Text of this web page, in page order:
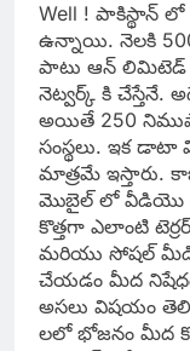
Well ! పాకిస్థాన్
ఉన్నాయి. నెలకి
పాటు ఆన్ లిమిటెడ్
నెట్వర్క్ కి చేస్తేనే.
అయితే 250
సంస్థలు. ఇక
మాత్రమే ఇస్తారు.
మొబైల్ లో వీడియొ
కొత్తగా ఎలాంటి
మరియు సోషల్
చేయడం మీద
అసలు విషయం
లలో భోజనం మీద